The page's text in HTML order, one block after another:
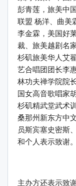
彭青莲，旅美中
联盟 杨洋、曲美
李金霖，美国好
裁、旅美越剧名
杉矶旅美华人艾
艺合唱团团长李
林功夫禅学院院
国女高音歌唱家
杉矶精武堂武术
桑那州新东方中
员斯宾塞史密斯
和个人表示致谢。
主办方还表示致